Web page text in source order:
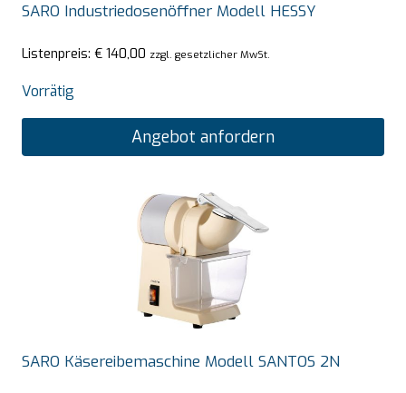
SARO Industriedosenöffner Modell HESSY
Listenpreis: € 140,00 zzgl. gesetzlicher MwSt.
Vorrätig
Angebot anfordern
SARO Käsereibemaschine Modell SANTOS 2N